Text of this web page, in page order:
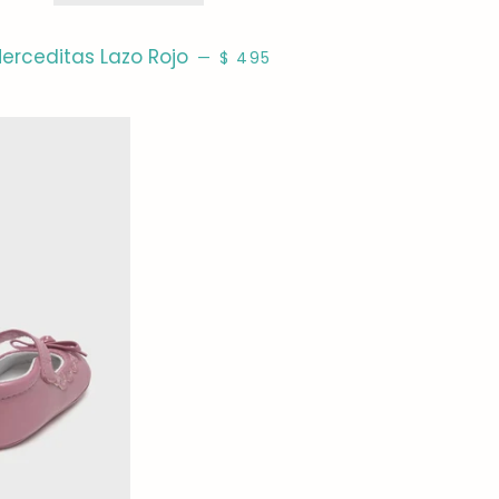
Lazo Rojo — PRECIO HABITUAL
$ 495